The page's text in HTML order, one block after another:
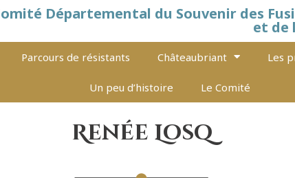
Départemental du Souvenir des
et de
Parcours de résistants Châteaubriant Les
Un peu d’histoire Le Comité
Renée Losq